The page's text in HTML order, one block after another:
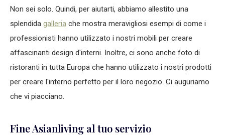
Non sei solo. Quindi, per aiutarti, abbiamo allestito una
splendida galleria che mostra meravigliosi esempi di come i
professionisti hanno utilizzato i nostri mobili per creare
affascinanti design d'interni. Inoltre, ci sono anche foto di
ristoranti in tutta Europa che hanno utilizzato i nostri prodotti
per creare l'interno perfetto per il loro negozio. Ci auguriamo
che vi piacciano.
Fine Asianliving al tuo servizio